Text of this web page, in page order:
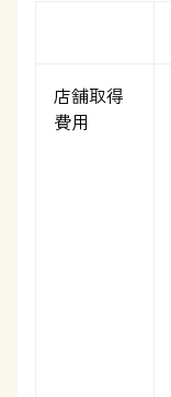
店舗取得
費用